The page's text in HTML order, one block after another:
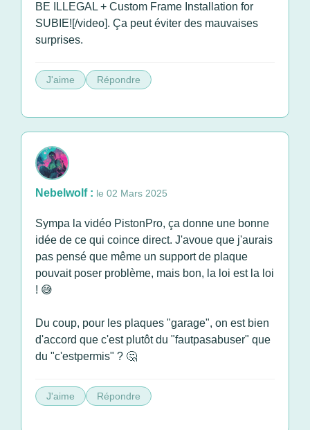
BE ILLEGAL + Custom Frame Installation for
SUBIE![/video]. Ça peut éviter des mauvaises
surprises.
J'aime Répondre
Nebelwolf : le 02 Mars 2025
Sympa la vidéo PistonPro, ça donne une bonne
idée de ce qui coince direct. J'avoue que j'aurais
pas pensé que même un support de plaque
pouvait poser problème, mais bon, la loi est la loi
! 😅
Du coup, pour les plaques "garage", on est bien
d'accord que c'est plutôt du "fautpasabuser" que
du "c'estpermis" ? 🤔
J'aime Répondre